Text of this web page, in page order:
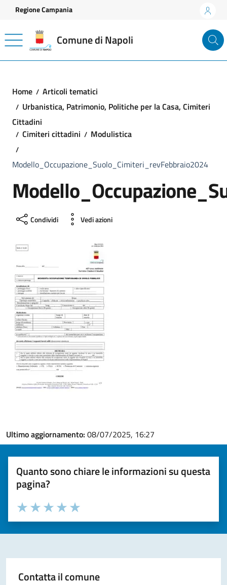
Vai ai contenuti
Vai al footer
Regione Campania
Comune di Napoli
Home
Articoli tematici
Urbanistica, Patrimonio, Politiche per la Casa, Cimiteri
Cittadini
Cimiteri cittadini
Modulistica
Modello_Occupazione_Suolo_Cimiteri_revFebbraio2024
Condividi Vedi azioni
Ultimo aggiornamento: 08/07/2025, 16:27
Quanto sono chiare le informazioni su questa
pagina?
Valuta la chiarezza delle informazioni (da 1 a 5 stelle)
Seleziona il numero di stelle per valutare la chiarezza delle
Valuta 5 stelle su 5
Valuta 4 stelle su 5
Valuta 3 stelle su 5
Valuta 2 stelle su 5
Valuta 1 stelle su 5
Contatta il comune